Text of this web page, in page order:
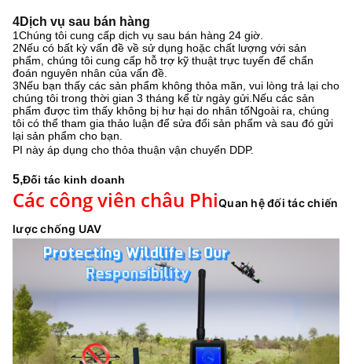
4Dịch vụ sau bán hàng
1Chúng tôi cung cấp dịch vụ sau bán hàng 24 giờ.
2Nếu có bất kỳ vấn đề về sử dụng hoặc chất lượng với sản
phẩm, chúng tôi cung cấp hỗ trợ kỹ thuật trực tuyến để chẩn
đoán nguyên nhân của vấn đề.
3Nếu bạn thấy các sản phẩm không thỏa mãn, vui lòng trả lại cho
chúng tôi trong thời gian 3 tháng kể từ ngày gửi.Nếu các sản
phẩm được tìm thấy không bị hư hại do nhân tốNgoài ra, chúng
tôi có thể tham gia thảo luận để sửa đổi sản phẩm và sau đó gửi
lại sản phẩm cho bạn.
PI này áp dụng cho thỏa thuận vận chuyển DDP.
5,Đối tác kinh doanh
Các công viên châu PhiQuan hệ đối tác chiến
lược chống UAV